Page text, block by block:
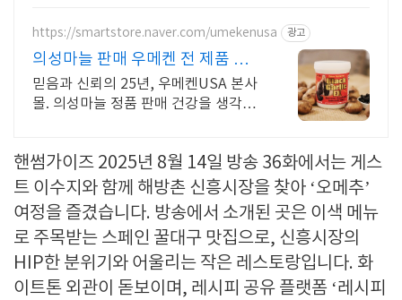
https://smartstore.naver.com/umekenusa 광고
의성마늘 판매 우메켄 전 제품 할
인중
믿음과 신뢰의 25년, 우메켄USA 본사
몰. 의성마늘 정품 판매 건강을 생각할
핸썸가이즈 2025년 8월 14일 방송 36화에서는 게스
트 이수지와 함께 해방촌 신흥시장을 찾아 ‘오메추’
여정을 즐겼습니다. 방송에서 소개된 곳은 이색 메뉴
로 주목받는 스페인 꿀대구 맛집으로, 신흥시장의
HIP한 분위기와 어울리는 작은 레스토랑입니다. 화
이트톤 외관이 돋보이며, 레시피 공유 플랫폼 ‘레시피